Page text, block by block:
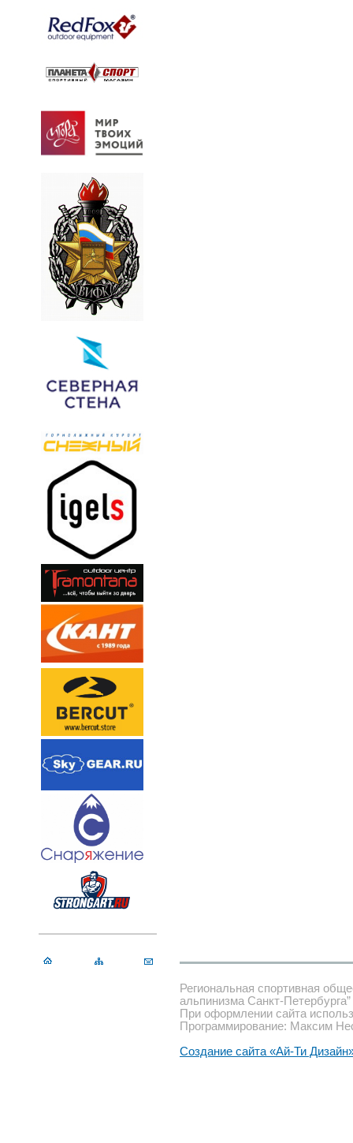
Региональная спортивная
альпинизма Санкт-Петербурга”
При оформлении сайта
Программирование: Максим
Создание сайта «Ай-Ти